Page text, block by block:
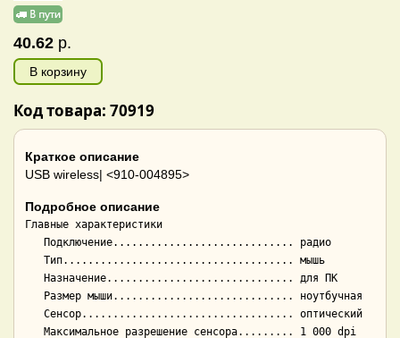
40.62 р.
В корзину
Код товара: 70919
Краткое описание
USB wireless| <910-004895>
Подробное описание
Главные характеристики